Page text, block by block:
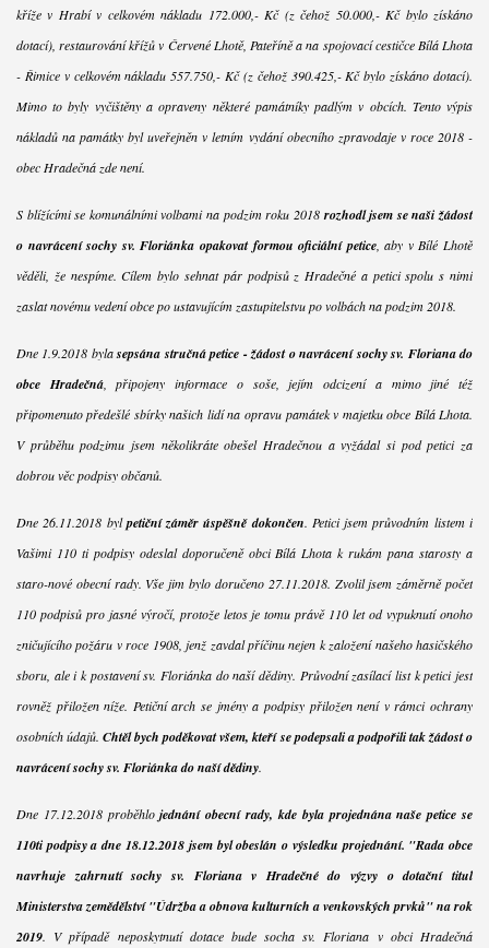
kříže v Hrabí v celkovém nákladu 172.000,- Kč (z čehož 50.000,- Kč bylo získáno
dotací), restaurování křížů v Červené Lhotě, Pateříně a na spojovací cestičce Bílá Lhota
- Řimice v celkovém nákladu 557.750,- Kč (z čehož 390.425,- Kč bylo získáno dotací).
Mimo to byly vyčištěny a opraveny některé památníky padlým v obcích. Tento výpis
nákladů na památky byl uveřejněn v letním vydání obecního zpravodaje v roce 2018 -
obec Hradečná zde není.
S blížícími se komunálními volbami na podzim roku 2018 rozhodl jsem se naši žádost
o navrácení sochy sv. Floriánka opakovat formou oficiální petice, aby v Bílé Lhotě
věděli, že nespíme. Cílem bylo sehnat pár podpisů z Hradečné a petici spolu s nimi
zaslat novému vedení obce po ustavujícím zastupitelstvu po volbách na podzim 2018.
Dne 1.9.2018 bylasepsána stručná petice - žádost o navrácení sochy sv. Floriana do
obce Hradečná, připojeny informace o soše, jejím odcizení a mimo jiné též
připomenuto předešlé sbírky našich lidí na opravu památek v majetku obce Bílá Lhota.
V průběhu podzimu jsem několikráte obešel Hradečnou a vyžádal si pod petici za
dobrou věc podpisy občanů.
Dne 26.11.2018 bylpetiční záměr úspěšně dokončen. Petici jsem průvodním listem i
Vašimi 110 ti podpisy odeslal doporučeně obci Bílá Lhota k rukám pana starosty a
staro-nové obecní rady. Vše jim bylo doručeno 27.11.2018. Zvolil jsem záměrně počet
110 podpisů pro jasné výročí, protože letos je tomu právě 110 let od vypuknutí onoho
zničujícího požáru v roce 1908, jenž zavdal příčinu nejen k založení našeho hasičského
sboru, ale i k postavení sv. Floriánka do naší dědiny. Průvodní zasílací list k petici jest
rovněž přiložen níže. Petiční arch se jmény a podpisy přiložen není v rámci ochrany
osobních údajů.Chtěl bych poděkovat všem, kteří se podepsali a podpořili tak žádost o
navrácení sochy sv. Floriánka do naší dědiny.
Dne 17.12.2018 proběhlojednání obecní rady, kde byla projednána naše petice se
110ti podpisy a dne 18.12.2018 jsem byl obeslán o výsledku projednání. "Rada obce
navrhuje zahrnutí sochy sv. Floriana v Hradečné do výzvy o dotační titul
Ministerstva zemědělství "Údržba a obnova kulturních a venkovských prvků" na rok
2019. V případě neposkytnutí dotace bude socha sv. Floriana v obci Hradečná